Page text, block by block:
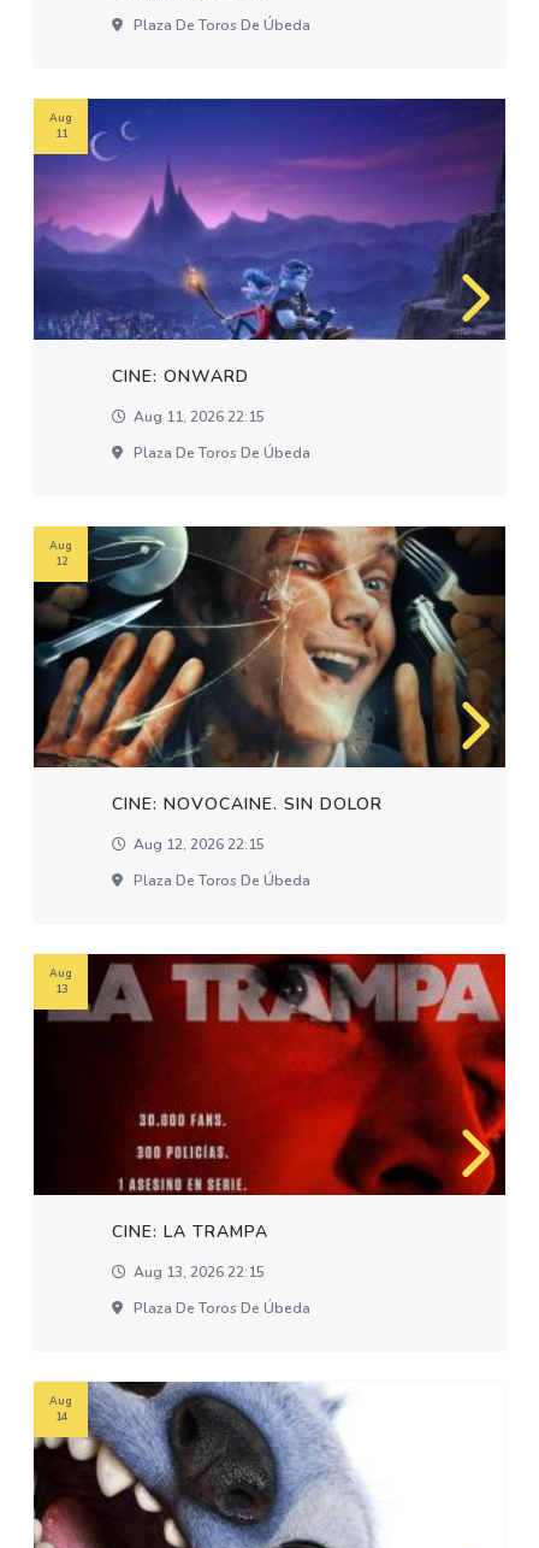
Plaza De Toros De Úbeda
CINE: ONWARD
Aug 11, 2026 22:15
Plaza De Toros De Úbeda
Aug
11
CINE: NOVOCAINE. SIN DOLOR
Aug 12, 2026 22:15
Plaza De Toros De Úbeda
Aug
12
CINE: LA TRAMPA
Aug 13, 2026 22:15
Plaza De Toros De Úbeda
Aug
13
Aug
14